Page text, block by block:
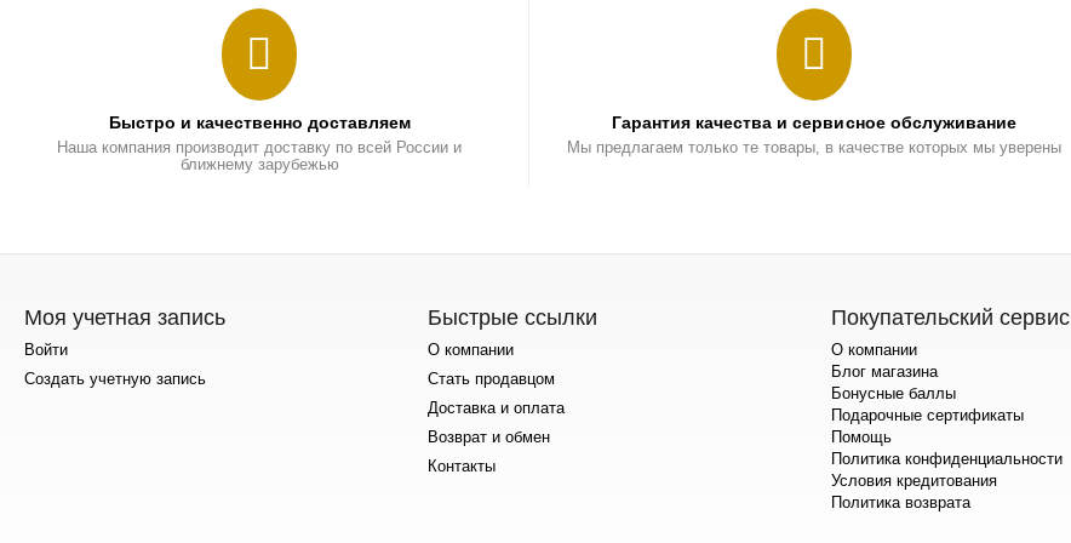
Быстро и качественно доставляем
Наша компания производит доставку по всей России и
ближнему зарубежью
Гарантия качества и сервисное обслуживание
Мы предлагаем только те товары, в качестве которых мы уверены
Моя учетная запись
Войти
Создать учетную запись
Быстрые ссылки
О компании
Стать продавцом
Доставка и оплата
Возврат и обмен
Контакты
Покупательский сервис
О компании
Блог магазина
Бонусные баллы
Подарочные сертификаты
Помощь
Политика конфиденциальности
Условия кредитования
Политика возврата